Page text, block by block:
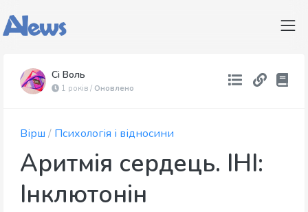
Сі Воль
1 років / Оновлено
Вірш / Психологія і відносини
Аритмія сердець. ІНІ:
Інклютонін